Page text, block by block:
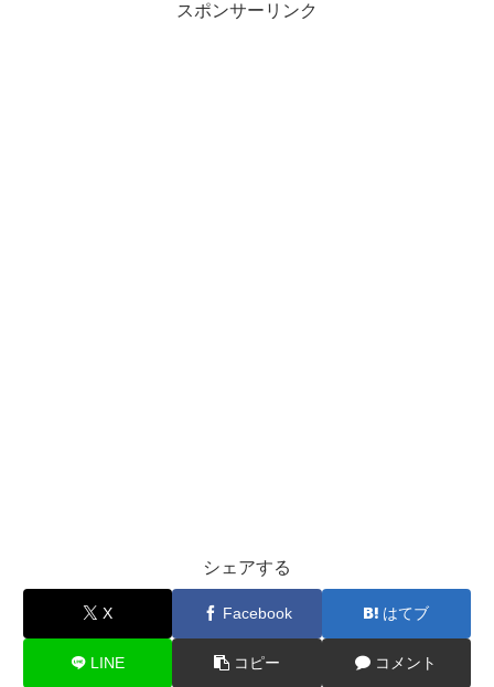
スポンサーリンク
シェアする
X Facebook はてブ
LINE コピー コメント